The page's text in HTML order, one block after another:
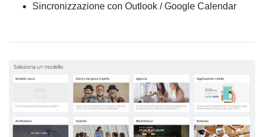
Sincronizzazione con Outlook / Google Calendar